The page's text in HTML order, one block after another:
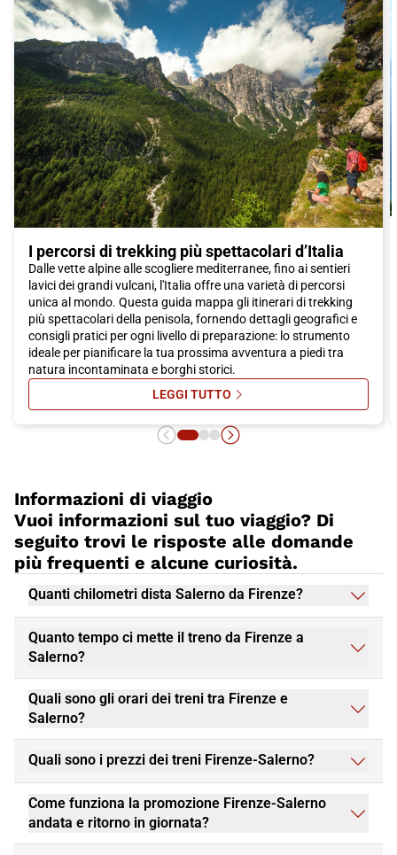
perfetta per iniziare la tua avventura in questa splendida città.
Italo offre un servizio efficiente e confortevole, con velocità e
puntualità garantite. Con il treno Italo, potrai goderti il viaggio
in totale relax, ammirando il magnifico paesaggio che ti
accompagna lungo il percorso.
Non perdere l'occasione di visitareSalerno, una città ricca di
storia, cultura e delizie culinarie. Prenota subito il tuo biglietto
Italo e preparati a vivere un'esperienza indimenticabile in una
delle destinazioni più affascinanti del sud Italia.
I percorsi di trekking più spettacolari d’Italia
Dalle vette alpine alle scogliere mediterranee, fino ai sentieri
lavici dei grandi vulcani, l'Italia offre una varietà di percorsi
unica al mondo. Questa guida mappa gli itinerari di trekking
più spettacolari della penisola, fornendo dettagli geografici e
consigli pratici per ogni livello di preparazione: lo strumento
ideale per pianificare la tua prossima avventura a piedi tra
natura incontaminata e borghi storici.
LEGGI TUTTOSU I PERCORSI DI TREKKING PIÙ
Informazioni di viaggio
Vuoi informazioni sul tuo viaggio? Di
seguito trovi le risposte alle domande
più frequenti e alcune curiosità.
Quanti chilometri dista Salerno da Firenze?
Quanto tempo ci mette il treno da Firenze a
Salerno?
Quali sono gli orari dei treni tra Firenze e
Salerno?
Quali sono i prezzi dei treni Firenze-Salerno?
Come funziona la promozione Firenze-Salerno
andata e ritorno in giornata?